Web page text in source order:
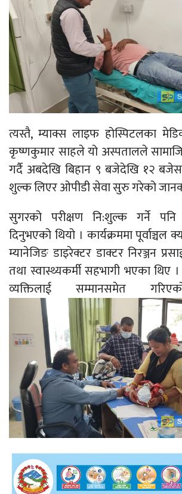
त्यस्तै, म्याक्स लाइफ होस्पिटलका
कृष्णकुमार साहले यो अस्पतालले
गर्दै अबदेखि बिहान ९ बजेदेखि १२
शुल्क लिएर ओपीडी सेवा सुरु गरेको
सुगरको परीक्षण नि:शुल्क गर्ने पनि
दिनुभएको थियो । कार्यक्रममा पूर्वाञ्चल
म्यानेजिङ डाइरेक्टर डाक्टर निरञ्जन
तथा स्वास्थ्यकर्मी सहभागी भएका थिए ।
व्यक्तिलाई सम्मानसमेत